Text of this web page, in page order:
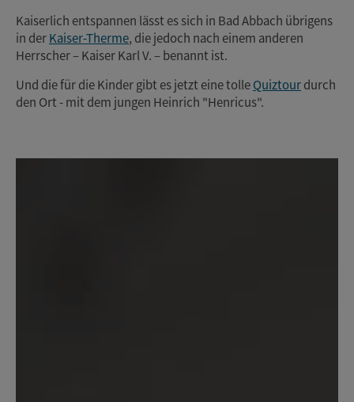
Kaiserlich entspannen lässt es sich in Bad Abbach übrigens
in derKaiser-Therme, die jedoch nach einem anderen
Herrscher – Kaiser Karl V. – benannt ist.
Und die für die Kinder gibt es jetzt eine tolleQuiztourdurch
den Ort - mit dem jungen Heinrich "Henricus".